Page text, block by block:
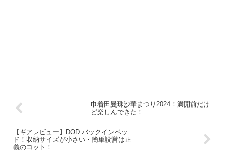
巾着田曼珠沙華まつり2024！満開前だけ
ど楽しんできた！
【ギアレビュー】DOD バックインベッ
ド！収納サイズが小さい・簡単設営は正
義のコット！